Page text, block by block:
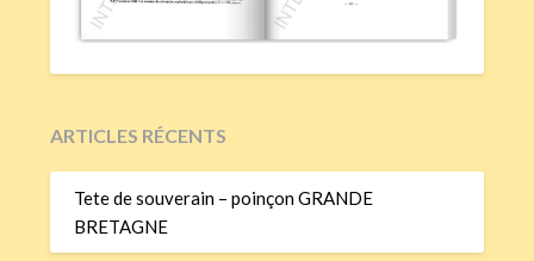
ARTICLES RÉCENTS
Tete de souverain – poinçon GRANDE
BRETAGNE